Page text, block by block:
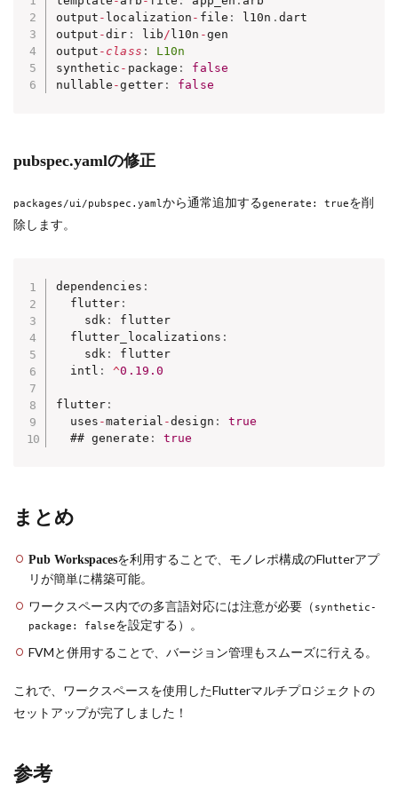
output - localization - file : l10n . dart
output -dir : lib / l10n -gen
output - class :
L10n
synthetic - package :
false
nullable -getter : false
pubspec.yamlの修正
packages/ui/pubspec.yaml から通常追加するgenerate: trueを削
除します。
dependencies :
  flutter
:
    sdk
:
flutter
  flutter_localizations
:
    sdk
:
flutter
  intl
: ^0.19 .0
flutter :
  uses
-material -design :
true
  ## generate
: true
まとめ
Pub Workspacesを利用することで、モノレポ構成のFlutterアプ
リが簡単に構築可能。
ワークスペース内での多言語対応には注意が必要（ synthetic-
package: falseを設定する）。
FVMと併用することで、バージョン管理もスムーズに行える。
これで、ワークスペースを使用したFlutterマルチプロジェクトの
セットアップが完了しました！
参考